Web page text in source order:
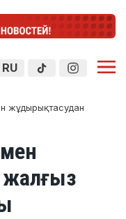
RU
жұдырықтасудан